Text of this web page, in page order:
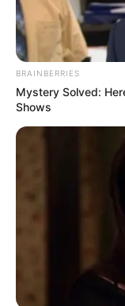
BRAINBERRIES
Mystery Solved:
Shows